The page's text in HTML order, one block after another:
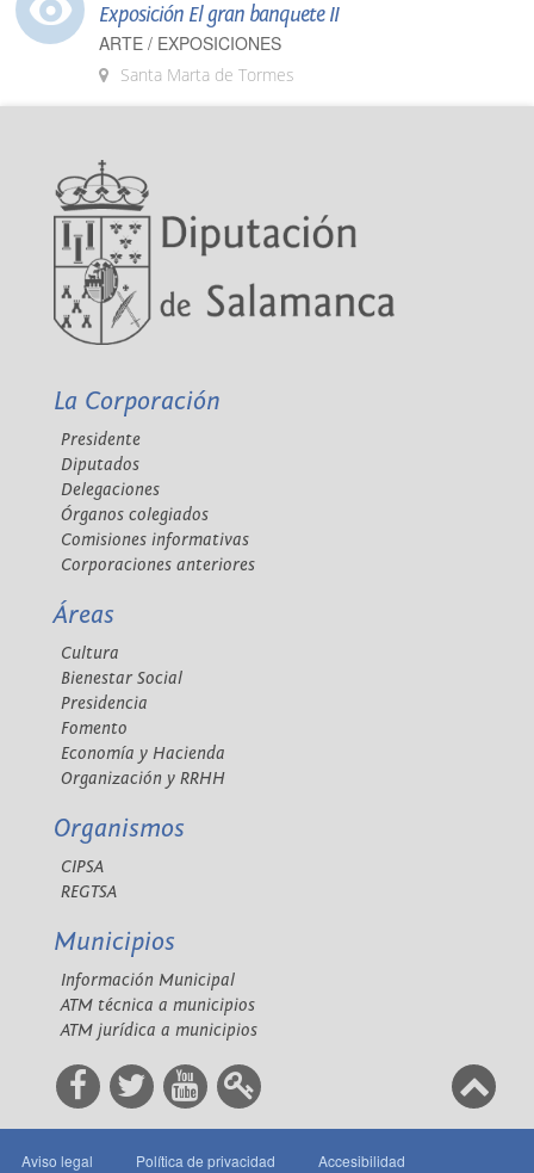
Exposición El gran banquete II
ARTE / EXPOSICIONES
Santa Marta de Tormes
La Corporación
Presidente
Diputados
Delegaciones
Órganos colegiados
Comisiones informativas
Corporaciones anteriores
Áreas
Cultura
Bienestar Social
Presidencia
Fomento
Economía y Hacienda
Organización y RRHH
Organismos
CIPSA
REGTSA
Municipios
Información Municipal
ATM técnica a municipios
ATM jurídica a municipios
Aviso legal Política de privacidad Accesibilidad